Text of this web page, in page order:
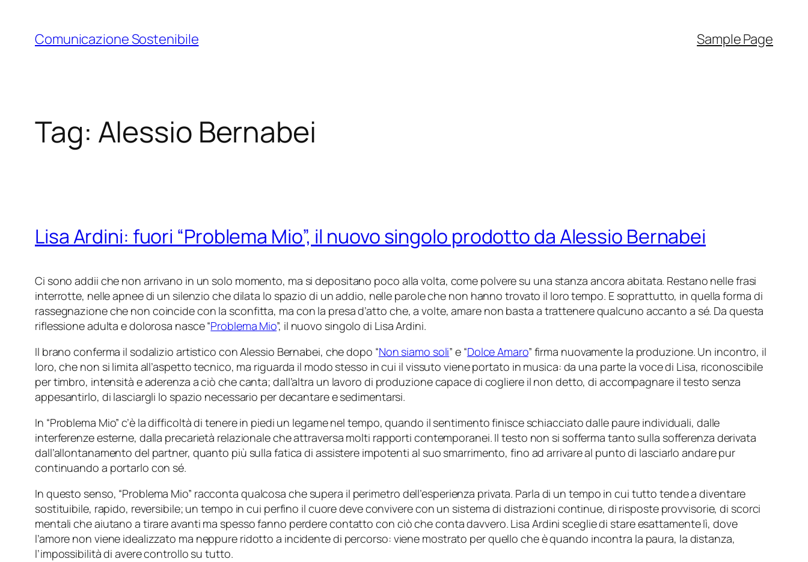
contenuto
Comunicazione Sostenibile Sample Page
Tag: Alessio Bernabei
Lisa Ardini: fuori “Problema Mio”, il nuovo singolo prodotto da Alessio Bernabei
Ci sono addii che non arrivano in un solo momento, ma si depositano poco alla volta, come polvere su una stanza ancora abitata. Restano nelle frasi
interrotte, nelle apnee di un silenzio che dilata lo spazio di un addio, nelle parole che non hanno trovato il loro tempo. E soprattutto, in quella forma di
rassegnazione che non coincide con la sconfitta, ma con la presa d’atto che, a volte, amare non basta a trattenere qualcuno accanto a sé. Da questa
riflessione adulta e dolorosa nasce “Problema Mio”, il nuovo singolo di Lisa Ardini.
Il brano conferma il sodalizio artistico con Alessio Bernabei, che dopo “Non siamo soli” e “Dolce Amaro” firma nuovamente la produzione. Un incontro, il
loro, che non si limita all’aspetto tecnico, ma riguarda il modo stesso in cui il vissuto viene portato in musica: da una parte la voce di Lisa, riconoscibile
per timbro, intensità e aderenza a ciò che canta; dall’altra un lavoro di produzione capace di cogliere il non detto, di accompagnare il testo senza
appesantirlo, di lasciargli lo spazio necessario per decantare e sedimentarsi.
In “Problema Mio” c’è la difficoltà di tenere in piedi un legame nel tempo, quando il sentimento finisce schiacciato dalle paure individuali, dalle
interferenze esterne, dalla precarietà relazionale che attraversa molti rapporti contemporanei. Il testo non si sofferma tanto sulla sofferenza derivata
dall’allontanamento del partner, quanto più sulla fatica di assistere impotenti al suo smarrimento, fino ad arrivare al punto di lasciarlo andare pur
continuando a portarlo con sé.
In questo senso, “Problema Mio” racconta qualcosa che supera il perimetro dell’esperienza privata. Parla di un tempo in cui tutto tende a diventare
sostituibile, rapido, reversibile; un tempo in cui perfino il cuore deve convivere con un sistema di distrazioni continue, di risposte provvisorie, di scorci
mentali che aiutano a tirare avanti ma spesso fanno perdere contatto con ciò che conta davvero. Lisa Ardini sceglie di stare esattamente lì, dove
l’amore non viene idealizzato ma neppure ridotto a incidente di percorso: viene mostrato per quello che è quando incontra la paura, la distanza,
l’impossibilità di avere controllo su tutto.